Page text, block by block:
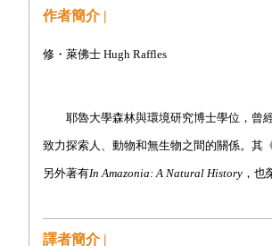
作者簡介 |
修・萊佛士 Hugh Raffles
耶魯大學森林與環境研究博士學位，曾經
致力探索人、動物和無生物之間的關係。其
另外著有In Amazonia: A Natural History ，也
譯者簡介 |